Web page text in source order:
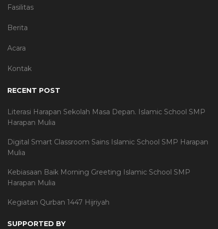
Fasilitas
Berita
Acara
Kontak
RECENT POST
Literasi Harapan Sekolah Masa Depan. Islamic School SMP
Harapan Mulia
Digital Smart Classroom Sains Islamic School SMP Harapan
Mulia
Kebiasaan Baik Morning Greeting Islamic School SMP
Harapan Mulia
Kegiatan Qurban 1447 Hijriyah
SUPPORTED BY